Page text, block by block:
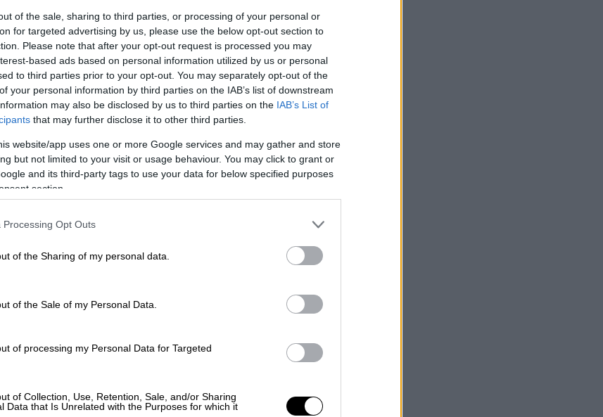
of the sale, sharing to third parties, or processing of your personal or
for targeted advertising by us, please use the below opt-out section to
Please note that after your opt-out request is processed you may
based ads based on personal information utilized by us or personal
to third parties prior to your opt-out. You may separately opt-out of the
your personal information by third parties on the IAB’s list of downstream
may also be disclosed by us to third parties on the IAB’s List of
that may further disclose it to other third parties.
website/app uses one or more Google services and may gather and store
but not limited to your visit or usage behaviour. You may click to grant or
and its third-party tags to use your data for below specified purposes
section.
Processing Opt Outs
of the Sharing of my personal data.
of the Sale of my Personal Data.
of processing my Personal Data for Targeted
of Collection, Use, Retention, Sale, and/or Sharing
Data that Is Unrelated with the Purposes for which it